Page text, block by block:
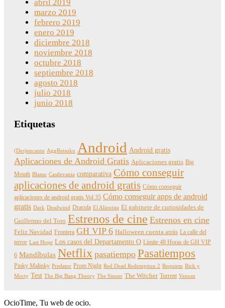
abril 2019
marzo 2019
febrero 2019
enero 2019
diciembre 2018
noviembre 2018
octubre 2018
septiembre 2018
agosto 2018
julio 2018
junio 2018
Etiquetas
(Des)encanto AggRetsuko Android Android gratis
Aplicaciones de Android Gratis Aplicaciones gratis Big
Mouth Blame Castlevania comparativa Cómo conseguir
aplicaciones de android gratis Cómo conseguir
aplicaciones de android gratis Vol 35 Cómo conseguir apps de android
gratis Dark Deadwind Dracula El Alienista El gabinete de curiosidades de
Guillermo del Toro Estrenos de cine Estrenos en cine
Feliz Navidad Frontera GH VIP 6 Halloween cuenta atrás La calle del
terror Last Hope Los casos del Departamento Q Límite 48 Horas de GH VIP
6 Mandíbulas Netflix pasatiempo Pasatiempos
Pinky Malinky Predator Prom Night Red Dead Redemption 2 Requiem Rick y
Morty Test The Big Bang Theory The Sinner The Witcher Torrent Venom
OcioTime, Tu web de ocio.